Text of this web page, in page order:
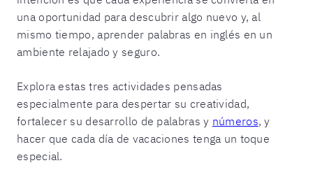
una oportunidad para descubrir algo nuevo y, al
mismo tiempo, aprender palabras en inglés en un
ambiente relajado y seguro.
Explora estas tres actividades pensadas
especialmente para despertar su creatividad,
fortalecer su desarrollo de palabras y números, y
hacer que cada día de vacaciones tenga un toque
especial.